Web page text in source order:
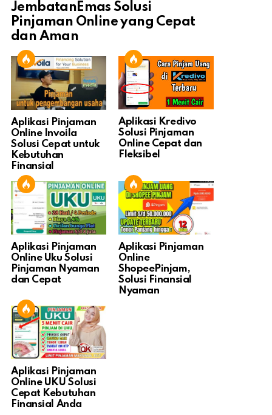
JembatanEmas Solusi
Pinjaman Online yang Cepat
dan Aman
Aplikasi Pinjaman
Online Invoila
Solusi Cepat untuk
Kebutuhan
Finansial
Aplikasi Kredivo
Solusi Pinjaman
Online Cepat dan
Fleksibel
Aplikasi Pinjaman
Online Uku Solusi
Pinjaman Nyaman
dan Cepat
Aplikasi Pinjaman
Online
ShopeePinjam,
Solusi Finansial
Nyaman
Aplikasi Pinjaman
Online UKU Solusi
Cepat Kebutuhan
Finansial Anda